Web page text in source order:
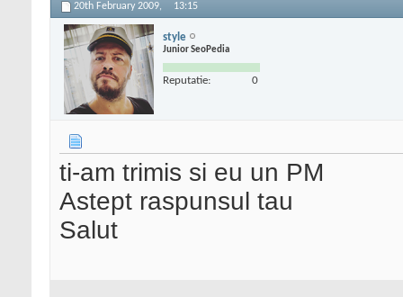
20th February 2009, 13:15
style
Junior SeoPedia
Reputatie: 0
ti-am trimis si eu un PM
Astept raspunsul tau
Salut